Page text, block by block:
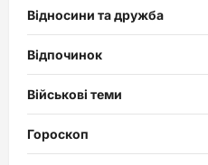
Відносини та дружба
Відпочинок
Військові теми
Гороскоп